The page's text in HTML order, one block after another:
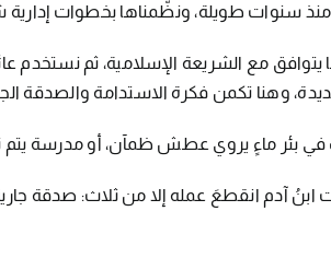
سنوات طويلة، ونظّمناها بخطوات إدارية
مع الشريعة الإسلامية، ثم نستخدم
وهنا تكمن فكرة الاستدامة والصدقة
في بئر ماءٍ يروي عطش ظمآن، أو مدرسة
ابنُ آدم انقطعَ عمله إلا من ثلاث: صدقة